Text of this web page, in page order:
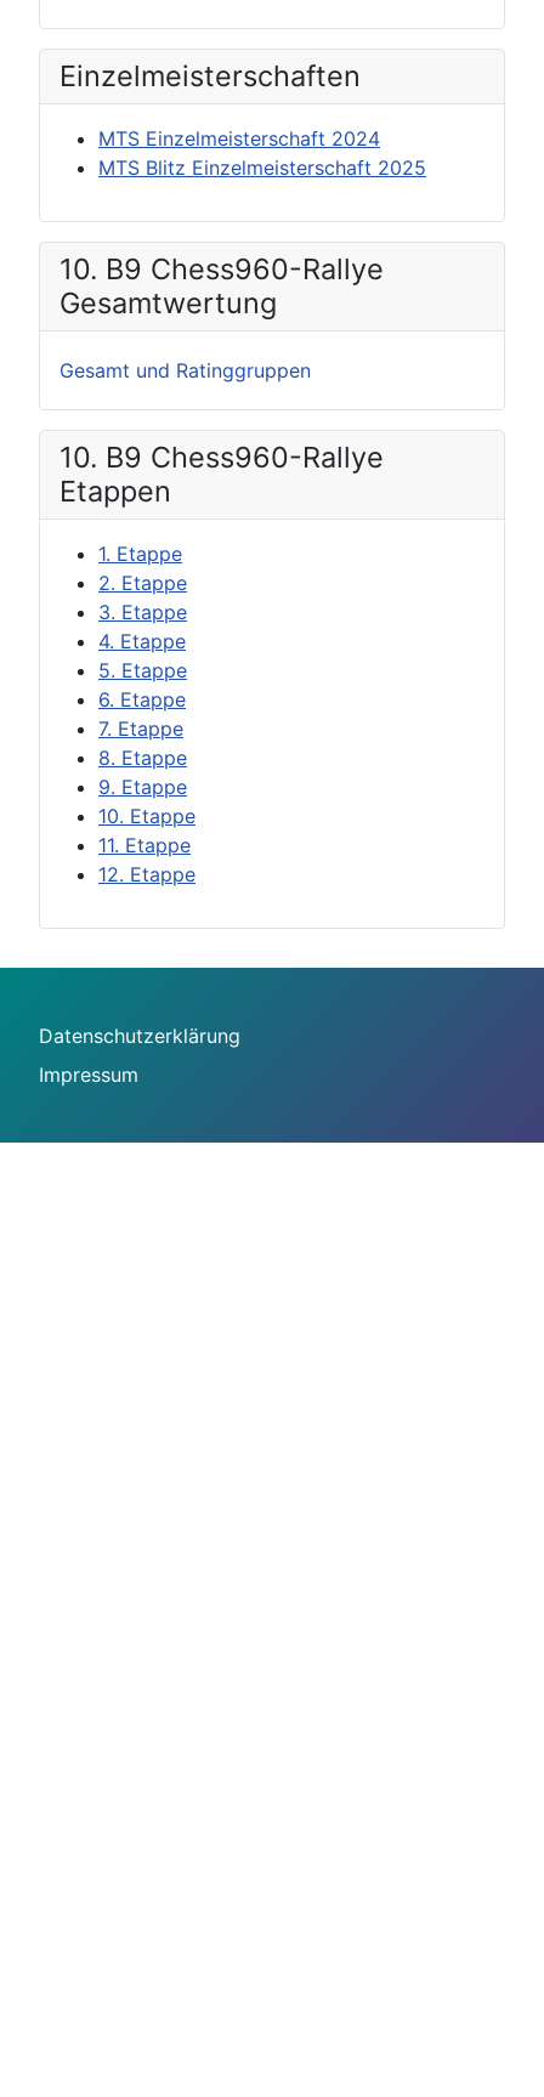
Einzel­meisterschaften
MTS Einzelmeisterschaft 2024
MTS Blitz Einzelmeisterschaft 2025
10. B9 Chess960-Rallye
Gesamtwertung
Gesamt und Ratinggruppen
10. B9 Chess960-Rallye
Etappen
1. Etappe
2. Etappe
3. Etappe
4. Etappe
5. Etappe
6. Etappe
7. Etappe
8. Etappe
9. Etappe
10. Etappe
11. Etappe
12. Etappe
Datenschutzerklärung
Impressum